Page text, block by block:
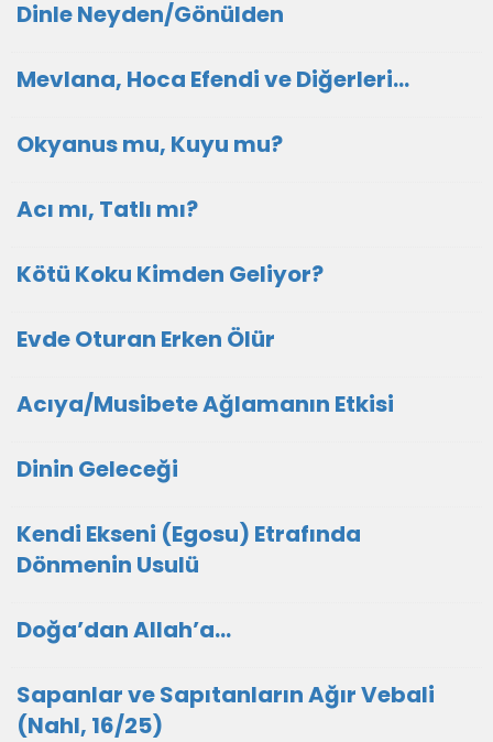
Dinle Neyden/Gönülden
Mevlana, Hoca Efendi ve Diğerleri…
Okyanus mu, Kuyu mu?
Acı mı, Tatlı mı?
Kötü Koku Kimden Geliyor?
Evde Oturan Erken Ölür
Acıya/Musibete Ağlamanın Etkisi
Dinin Geleceği
Kendi Ekseni (Egosu) Etrafında
Dönmenin Usulü
Doğa’dan Allah’a…
Sapanlar ve Sapıtanların Ağır Vebali
(Nahl, 16/25)